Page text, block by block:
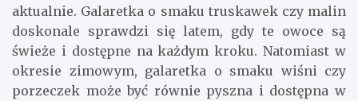
aktualnie. Galaretka o smaku truskawek czy malin
doskonale sprawdzi się latem, gdy te owoce są
świeże i dostępne na każdym kroku. Natomiast w
okresie zimowym, galaretka o smaku wiśni czy
porzeczek może być równie pyszna i dostępna w